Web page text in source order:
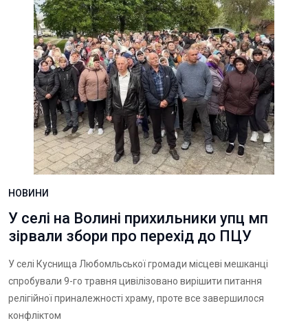
НОВИНИ
У селі на Волині прихильники упц мп
зірвали збори про перехід до ПЦУ
У селі Куснища Любомльської громади місцеві мешканці
спробували 9-го травня цивілізовано вирішити питання
релігійної приналежності храму, проте все завершилося
конфліктом